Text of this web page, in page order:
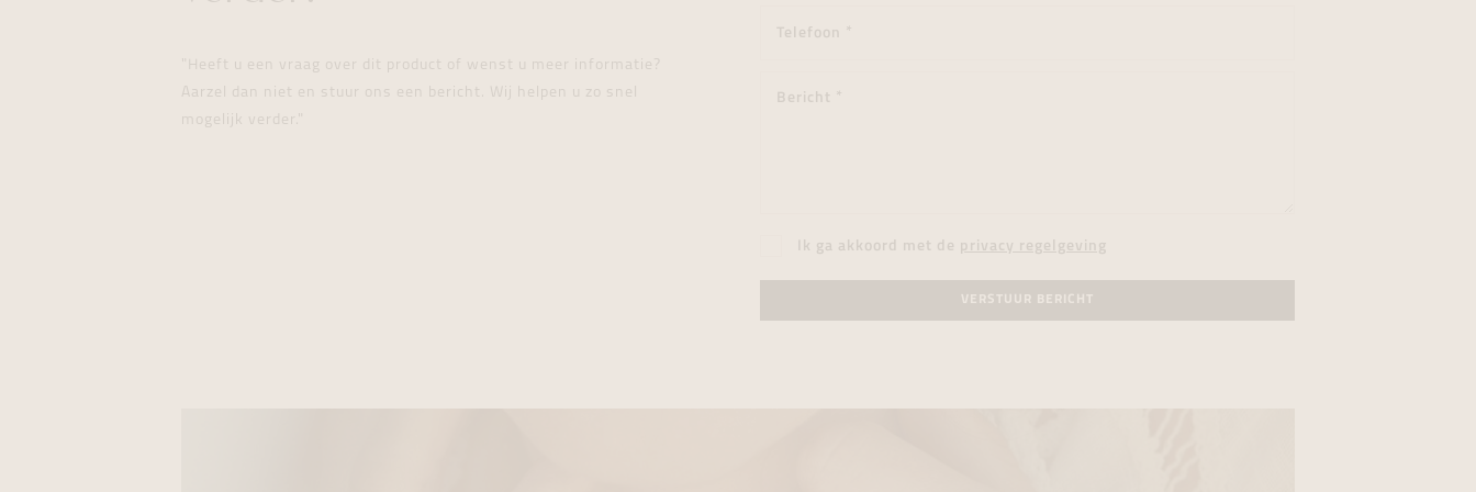
"Heeft u een vraag over dit product of wenst u meer informatie?
Aarzel dan niet en stuur ons een bericht. Wij helpen u zo snel
mogelijk verder."
Ik ga akkoord met de privacy regelgeving
VERSTUUR BERICHT